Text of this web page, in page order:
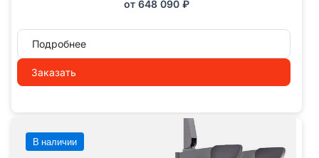
от 648 090 ₽
Подробнее
Заказать
В наличии